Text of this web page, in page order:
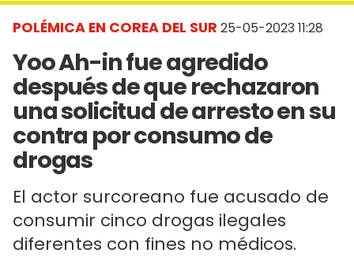
POLÉMICA EN COREA DEL SUR 25-05-2023 11:28
Yoo Ah-in fue agredido
después de que rechazaron
una solicitud de arresto en su
contra por consumo de
drogas
El actor surcoreano fue acusado de
consumir cinco drogas ilegales
diferentes con fines no médicos.